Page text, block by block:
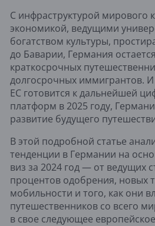
С инфраструктурой мирового
экономикой, ведущими
богатством культуры,
до Баварии, Германия
краткосрочных
долгосрочных иммигрантов. И
ЕС готовится к дальнейшей
платформ в 2025 году,
развитие будущего
В этой подробной статье
тенденции в Германии на
виз за 2024 год — от ведущих
процентов одобрения, новых
мобильности и того, как они
путешественников со всего
в свое следующее